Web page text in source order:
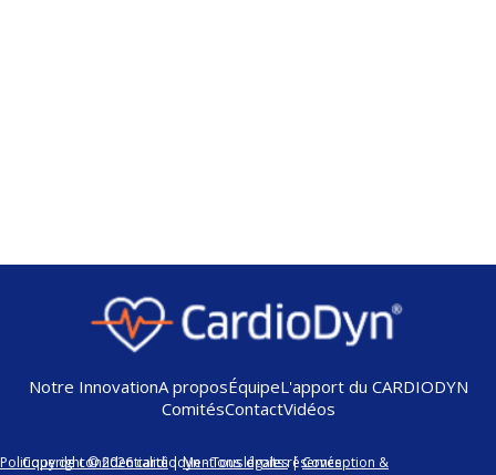
Notre InnovationA proposÉquipeL'apport du CARDIODYN
ComitésContactVidéos
Copyright © 2026 cardiodyn - Tous droits réservés
Politique de confidentialité|Mentions légales|Conception &